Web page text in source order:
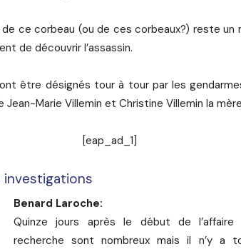
de ce corbeau (ou de ces corbeaux?) reste
de découvrir l’assassin.
être désignés tour à tour par les
Jean-Marie Villemin et Christine Villemin la
[eap_ad_1]
Benard Laroche:
Quinze jours après le début de
recherche sont nombreux mais il n’y a